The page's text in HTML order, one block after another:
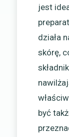
jest
działa
skórę,
być